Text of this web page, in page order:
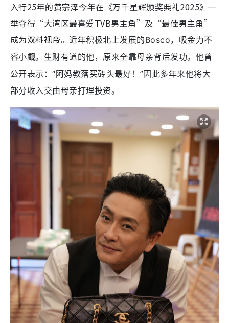
入行25年的黄宗泽今年在《万千星辉颁奖典礼2025》一
举夺得“大湾区最喜爱TVB男主角”及“最佳男主角”
成为双料视帝。近年积极北上发展的Bosco，吸金力不
容小觑。生财有道的他，原来全靠母亲背后发功。他曾
公开表示：“阿妈教落买砖头最好！”因此多年来他将大
部分收入交由母亲打理投资。